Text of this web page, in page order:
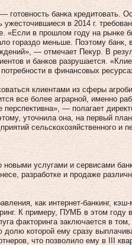
готовность банка кредитовать.
ужесточившиеся в 2014 г.
«Если в прошлом году на рынке
гораздо меньше. Поэтому
— отмечает Пекур. В
и банков разрушается.
в финансовых
клиентами из сферы
все более аграрной, именно
— полагает
уточнила она, на первый
сельскохозяйственного и
услугами и сервисами
разработке и продаже
как интернет-банкинг,
К примеру, ПУМБ в этом году
факторинга заключается в
которой ему сразу
что позволило ему в III